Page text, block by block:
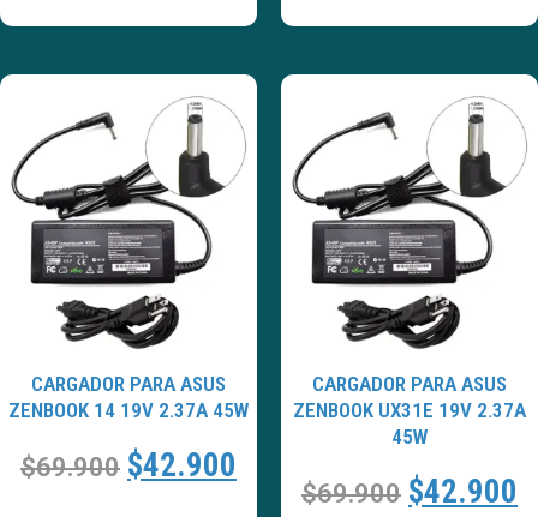
CARGADOR PARA ASUS
ZENBOOK 14 19V 2.37A 45W
$69.900 $42.900
CARGADOR PARA ASUS
ZENBOOK UX31E 19V 2.37A
45W
$69.900 $42.900